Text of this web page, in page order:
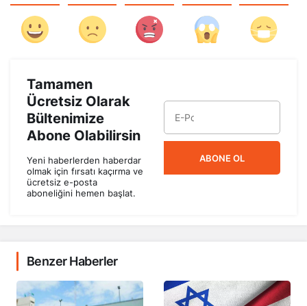
Tamamen
Ücretsiz Olarak
Bültenimize
Abone Olabilirsin
Yeni haberlerden haberdar
olmak için fırsatı kaçırma ve
ücretsiz e-posta
aboneliğini hemen başlat.
ABONE OL
Benzer Haberler